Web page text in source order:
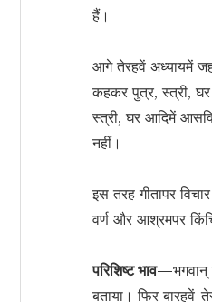
हैं।
आगे तेरहवें अध्यायमें
कहकर पुत्र, स्त्री,
स्त्री, घर आदिमें
नहीं।
इस तरह गीतापर
वर्ण और आश्रमपर
परिशिष्ट भाव—
बताया। फिर बारहवें-